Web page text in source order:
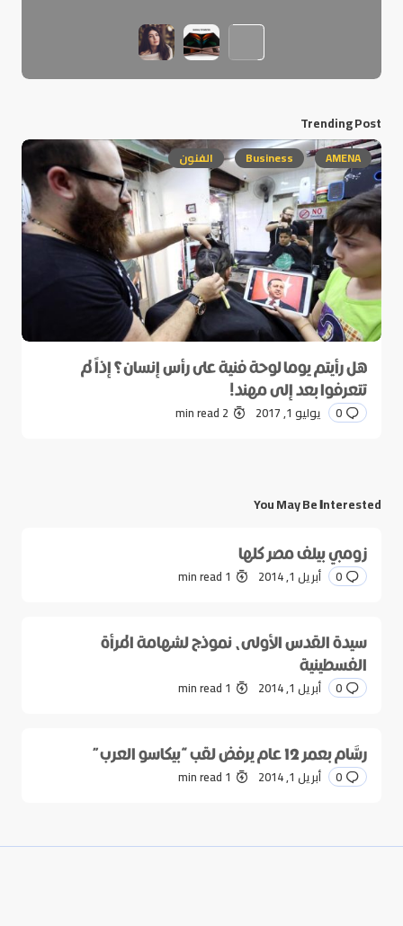
Trending Post
AMENA
Business الفنون
هل رأيتم يوما لوحة فنية على رأس إنسان؟ إذاً لم
تتعرفوا بعد إلى مهند!
0 يوليو 1, 2017 2 min read
You May Be Interested
زومبي بيلف مصر كلها
0 أبريل 1, 2014 1 min read
سيدة القدس الأولى، نموذج لشهامة المرأة
الفسطينية
0 أبريل 1, 2014 1 min read
رسَّام بعمر 12 عام يرفض لقب “بيكاسو العرب”
0 أبريل 1, 2014 1 min read